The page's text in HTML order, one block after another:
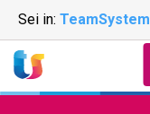
Sei in: